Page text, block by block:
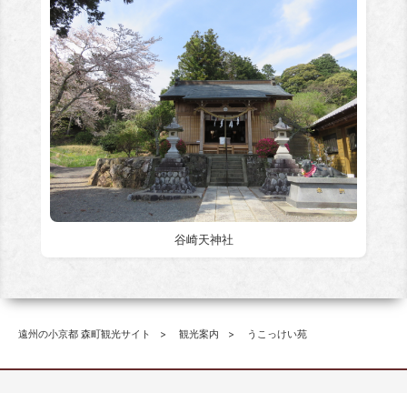
谷崎天神社
遠州の小京都 森町観光サイト 観光案内 うこっけい苑